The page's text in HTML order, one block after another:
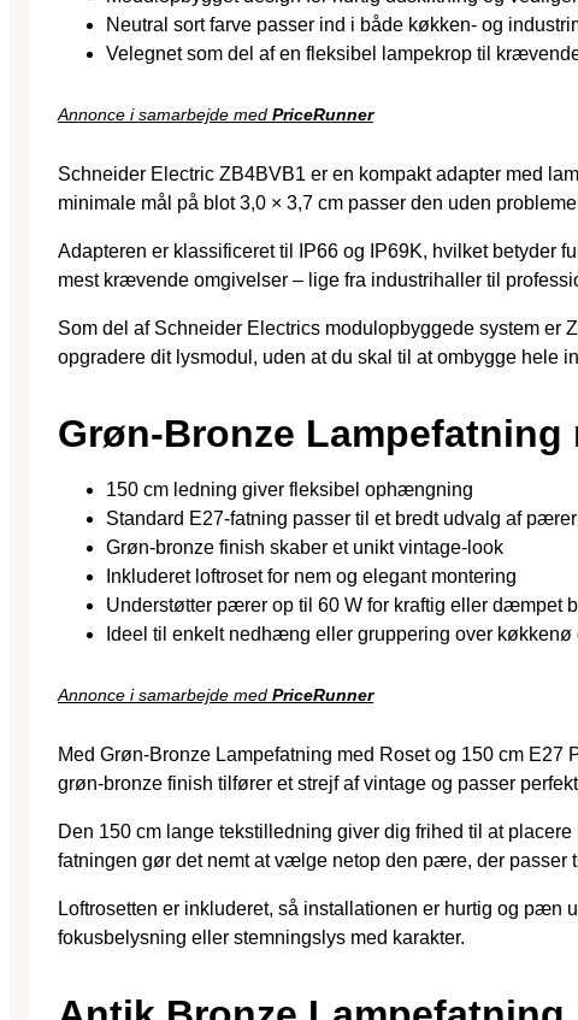
Neutral sort farve passer ind i både køkken- og
Velegnet som del af en fleksibel lampekrop til
Annonce i samarbejde med PriceRunner
Schneider Electric ZB4BVB1 er en kompakt adapter med
minimale mål på blot 3,0 × 3,7 cm passer den uden
Adapteren er klassificeret til IP66 og IP69K, hvilket betyder
mest krævende omgivelser – lige fra industrihaller til
Som del af Schneider Electrics modulopbyggede system er
opgradere dit lysmodul, uden at du skal til at ombygge hele
Grøn-Bronze Lampefatning
150 cm ledning giver fleksibel ophængning
Standard E27-fatning passer til et bredt udvalg af pærer
Grøn-bronze finish skaber et unikt vintage-look
Inkluderet loftroset for nem og elegant montering
Understøtter pærer op til 60 W for kraftig eller dæmpet
Ideel til enkelt nedhæng eller gruppering over køkkenø
Annonce i samarbejde med PriceRunner
Med Grøn-Bronze Lampefatning med Roset og 150 cm
grøn-bronze finish tilfører et strejf af vintage og passer
Den 150 cm lange tekstilledning giver dig frihed til at
fatningen gør det nemt at vælge netop den pære, der
Loftrosetten er inkluderet, så installationen er hurtig og
fokusbelysning eller stemningslys med karakter.